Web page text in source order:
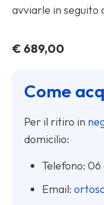
avviarle in seguito
€ 689,00
Come
Per il ritiro in
domicilio:
Telefono: 06
Email: